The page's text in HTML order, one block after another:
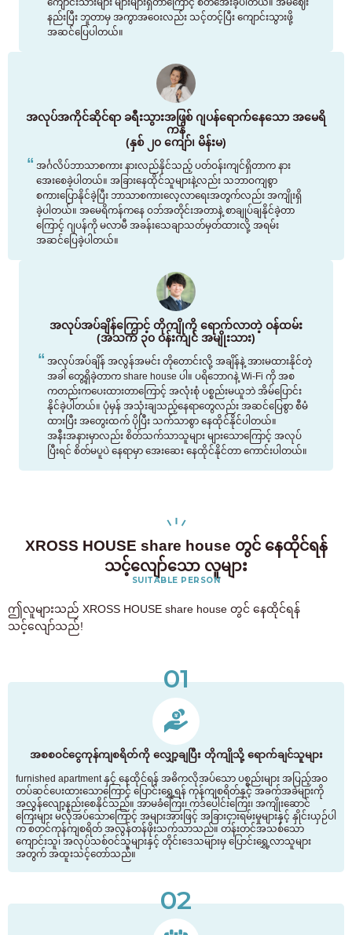
နည်းပြီး ဘူတာမှ အကွာအဝေးလည်း သင့်တင့်ပြီး ကျောင်းသွားဖို့
အဆင်ပြေပါတယ်။
အလုပ်အကိုင်ဆိုင်ရာ ခရီးသွားအဖြစ် ဂျပန်ရောက်နေသော အမေရိ
ကန်
(နှစ် ၂၀ ကျော်၊ မိန်းမ)
အင်္ဂလိပ်ဘာသာစကား နားလည်နိုင်သည့် ပတ်ဝန်းကျင်ရှိတာက နား
အေးစေခဲ့ပါတယ်။ အခြားနေထိုင်သူများနဲ့လည်း သဘာဝကျစွာ
စကားပြောနိုင်ခဲ့ပြီး ဘာသာစကားလေ့လာရေးအတွက်လည်း အကျိုးရှိ
ခဲ့ပါတယ်။ အမေရိကန်ကနေ ဝဘ်အတိုင်းအတာနဲ့ စာချုပ်ချနိုင်ခဲ့တာ
ကြောင့် ဂျပန်ကို မလာမီ အခန်းသေချာသတ်မှတ်ထားလို့ အရမ်း
အဆင်ပြေခဲ့ပါတယ်။
အလုပ်အပ်ချိန်ကြောင့် တိုကျိုကို ရောက်လာတဲ့ ဝန်ထမ်း
(အသက် ၃၀ ဝန်းကျင် အမျိုးသား)
အလုပ်အပ်ချိန် အလွန်အမင်း တိုတောင်းလို့ အချိန်နဲ့ အားမထားနိုင်တဲ့
အခါ တွေ့ရှိခဲ့တာက share house ပါ။ ပရိဘောဂနဲ့ Wi-Fi ကို အစ
ကတည်းကပေးထားတာကြောင့် အလုံးစုံ ပစ္စည်းမယူဘဲ အိမ်ပြောင်း
နိုင်ခဲ့ပါတယ်။ ပုံမှန် အသုံးချသည့်နေရာတွေလည်း အဆင်ပြေစွာ စီမံ
ထားပြီး အတွေးထက် ပိုပြီး သက်သာစွာ နေထိုင်နိုင်ပါတယ်။
အနီးအနားမှာလည်း စိတ်သက်သာသူများ များသောကြောင့် အလုပ်
ပြီးရင် စိတ်မပူပဲ နေရာမှာ အေးဆေး နေထိုင်နိုင်တာ ကောင်းပါတယ်။
XROSS HOUSE share house တွင် နေထိုင်ရန်
သင့်လျော်သော လူများ
SUITABLE PERSON
ဤလူများသည် XROSS HOUSE share house တွင် နေထိုင်ရန်
သင့်လျော်သည်!
01
အစစဝင်ငွေကုန်ကျစရိတ်ကို လျှော့ချပြီး တိုကျိုသို့ ရောက်ချင်သူများ
furnished apartment နှင့် နေထိုင်ရန် အဓိကလိုအပ်သော ပစ္စည်းများ အပြည့်အဝ
တပ်ဆင်ပေးထားသောကြောင့် ပြောင်းရွှေ့ရန် ကုန်ကျစရိတ်နှင့် အခက်အခဲများကို
အလွန်လျော့နည်းစေနိုင်သည်။ အာမခံကြေး၊ ကဒ်ပေါင်းကြေး၊ အကျိုးဆောင်
ကြေးများ မလိုအပ်သောကြောင့် အများအားဖြင့် အခြားငှားရမ်းမှုများနှင့် နှိုင်းယှဉ်ပါ
က စတင်ကုန်ကျစရိတ် အလွန်တန်ဖိုးသက်သာသည်။ တန်းတင်အသစ်သော
ကျောင်းသူ၊ အလုပ်သစ်ဝင်သူများနှင့် တိုင်းဒေသများမှ ပြောင်းရွှေ့လာသူများ
အတွက် အထူးသင့်တော်သည်။
02